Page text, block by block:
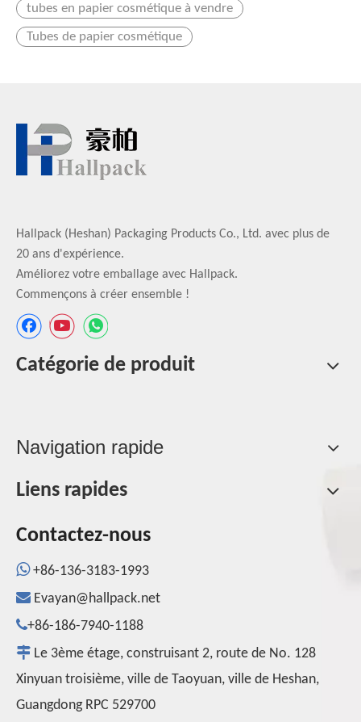
tubes en papier cosmétique à vendre
Tubes de papier cosmétique
Hallpack (Heshan) Packaging Products Co., Ltd. avec plus de
20 ans d'expérience.
Améliorez votre emballage avec Hallpack.
Commençons à créer ensemble !
Catégorie de produit
Navigation rapide
Liens rapides
Contactez-nous
 +86-136-3183-1993
 Evayan@hallpack.net
+86-186-7940-1188
 Le 3ème étage, construisant 2, route de No. 128
Xinyuan troisième, ville de Taoyuan, ville de Heshan,
Guangdong RPC 529700